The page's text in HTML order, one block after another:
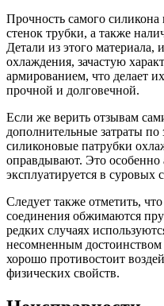
Прочность самого
стенок трубки, а также
Детали из этого материала,
охлаждения, зачастую
армированием, что делает
прочной и долговечной.
Если же верить отзывам
дополнительные затраты по
силиконовые патрубки
оправдывают. Это особенно
эксплуатируется в суровых
Следует также отметить,
соединения обжимаются
редких случаях
несомненным достоинством
хорошо противостоит
физических свойств.